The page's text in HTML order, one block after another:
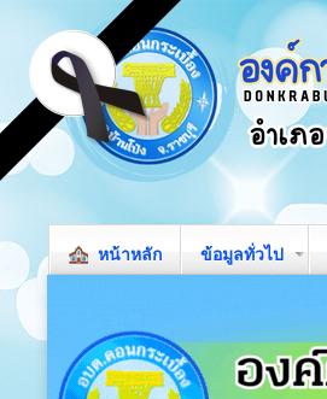
หน้าหลัก ข้อมูลทั่วไป